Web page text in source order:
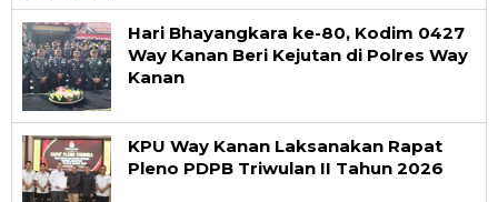
Hari Bhayangkara ke-80, Kodim 0427
Way Kanan Beri Kejutan di Polres Way
Kanan
KPU Way Kanan Laksanakan Rapat
Pleno PDPB Triwulan II Tahun 2026